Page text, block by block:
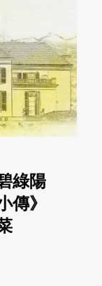
綠陽
傳》